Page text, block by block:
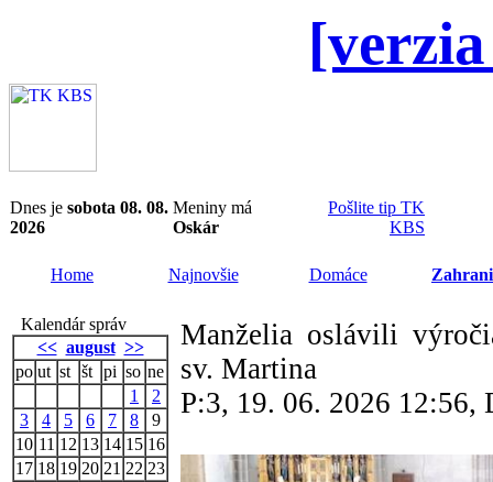
Dnes je sobota 08. 08.
2026
Meniny má
Oskár
Pošlite tip TK
KBS
Home Najnovšie Domáce
Kalendár správ
<< august >>
po ut st št pi so ne
1
2
3
4 5 6 7 8
9
10 11 12 13 14 15 16
17 18 19 20 21 22 23
Manželia oslávili
sv. Martina
P:3, 19. 06. 2026 12:56,